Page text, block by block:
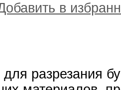
в
разрезания